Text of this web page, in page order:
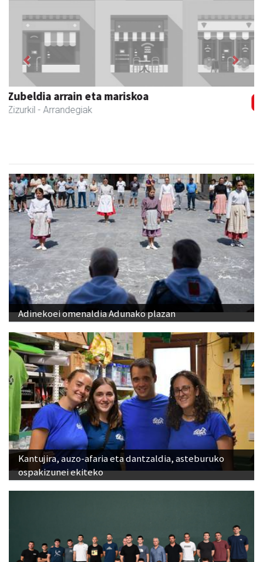
Larraulgo herri ostatua
Larraul - Jatetxeak
Previous Next
Adinekoei omenaldia Adunako plazan
Kantujira, auzo-afaria eta dantzaldia, asteburuko
ospakizunei ekiteko